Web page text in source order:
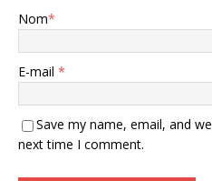
Nom*
E-mail *
Save my name, email, and
next time I comment.